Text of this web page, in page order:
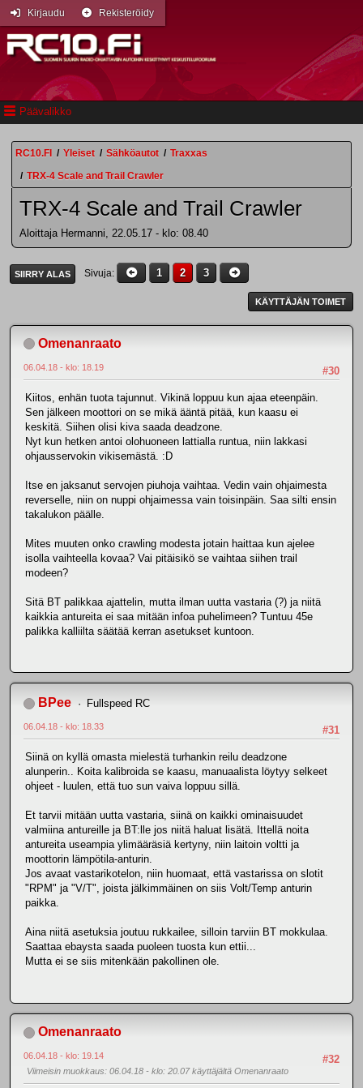
Päävalikko
Kirjaudu Rekisteröidy
RC10.FI / Yleiset / Sähköautot / Traxxas
/ TRX-4 Scale and Trail Crawler
TRX-4 Scale and Trail Crawler
Aloittaja Hermanni, 22.05.17 - klo: 08.40
SIIRRY ALAS Sivuja 1 2 3
KÄYTTÄJÄN TOIMET
Omenanraato
#30
06.04.18 - klo: 18.19
Kiitos, enhän tuota tajunnut. Vikinä loppuu kun ajaa eteenpäin.
Sen jälkeen moottori on se mikä ääntä pitää, kun kaasu ei
keskitä. Siihen olisi kiva saada deadzone.
Nyt kun hetken antoi olohuoneen lattialla runtua, niin lakkasi
ohjausservokin vikisemästä. :D
Itse en jaksanut servojen piuhoja vaihtaa. Vedin vain ohjaimesta
reverselle, niin on nuppi ohjaimessa vain toisinpäin. Saa silti ensin
takalukon päälle.
Mites muuten onko crawling modesta jotain haittaa kun ajelee
isolla vaihteella kovaa? Vai pitäisikö se vaihtaa siihen trail
modeen?
Sitä BT palikkaa ajattelin, mutta ilman uutta vastaria (?) ja niitä
kaikkia antureita ei saa mitään infoa puhelimeen? Tuntuu 45e
palikka kalliilta säätää kerran asetukset kuntoon.
BPee Fullspeed RC
#31
06.04.18 - klo: 18.33
Siinä on kyllä omasta mielestä turhankin reilu deadzone
alunperin.. Koita kalibroida se kaasu, manuaalista löytyy selkeet
ohjeet - luulen, että tuo sun vaiva loppuu sillä.
Et tarvii mitään uutta vastaria, siinä on kaikki ominaisuudet
valmiina antureille ja BT:lle jos niitä haluat lisätä. Ittellä noita
antureita useampia ylimääräsiä kertyny, niin laitoin voltti ja
moottorin lämpötila-anturin.
Jos avaat vastarikotelon, niin huomaat, että vastarissa on slotit
"RPM" ja "V/T", joista jälkimmäinen on siis Volt/Temp anturin
paikka.
Aina niitä asetuksia joutuu rukkailee, silloin tarviin BT mokkulaa.
Saattaa ebaysta saada puoleen tuosta kun ettii...
Mutta ei se siis mitenkään pakollinen ole.
Omenanraato
#32
06.04.18 - klo: 19.14
Viimeisin muokkaus: 06.04.18 - klo: 20.07 käyttäjältä Omenanraato